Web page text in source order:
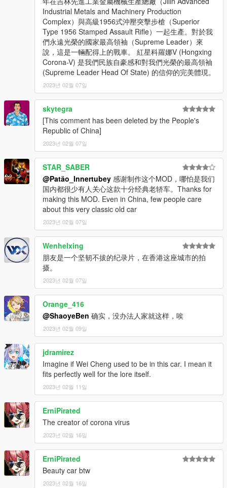
Industrial Metals and Machinery Production
Complex）與高級1956式沖壓突擊步槍（Superior
Type 1956 Stamped Assault Rifle）一起生產。對於我
們永遠光榮的國家最高領袖（Supreme Leader）來
說，這是一輛配得上的戰車。 紅星科羅娜V (Hongxing
Corona-V) 是我們民族自豪感和對我們光榮的最高領袖
(Supreme Leader Head Of State) 的信仰的完美體現。
2023년 02월 07일
skytegra
[This comment has been deleted by the People's
Republic of China]
2023년 02월 07일
STAR_SABER
@Patão_Innertubey 感谢制作这个MOD，哪怕是我们
国内都很少有人关心这款十分经典老轿车。Thanks for
making this MOD. Even in China, few people care
about this very classic old car
2023년 02월 07일
Wenhelxing
朋友是一个坚韧不拔的纪录片，在香港这座城市的拍
摄。
2023년 02월 07일
Orange_416
@ShaoyeBen 确实，没办法人家就这样，唉
2023년 02월 09일
jdramirez
Imagine if Wei Cheng used to be in this car. I mean it
fits perfectly well for the lore itself.
2023년 02월 11일
ErniPirated
The creator of corona virus
2023년 02월 16일
ErniPirated
Beauty car btw
2023년 02월 16일